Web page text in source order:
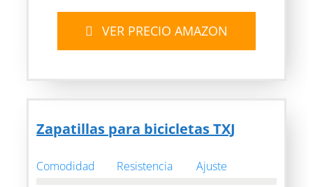
VER PRECIO AMAZON
Zapatillas para bicicletas TXJ
Comodidad Resistencia Ajuste